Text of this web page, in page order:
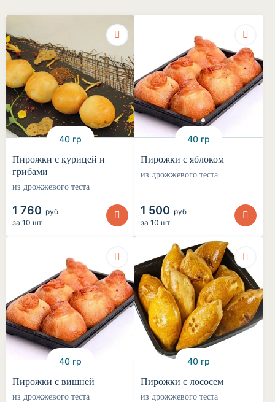
40 гр
Пирожки с курицей и
грибами
из дрожжевого теста
1 760 руб
за 10 шт
40 гр
Пирожки с яблоком
из дрожжевого теста
1 500 руб
за 10 шт
40 гр
Пирожки с вишней
из дрожжевого теста
40 гр
Пирожки с лососем
из дрожжевого теста